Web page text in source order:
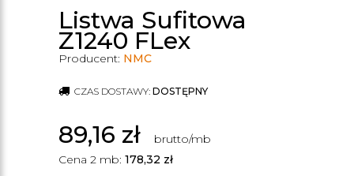
Listwa Sufitowa
Z1240 FLex
Producent: NMC
CZAS DOSTAWY: DOSTĘPNY
89,16 zł
brutto/mb
Cena 2 mb: 178,32 zł